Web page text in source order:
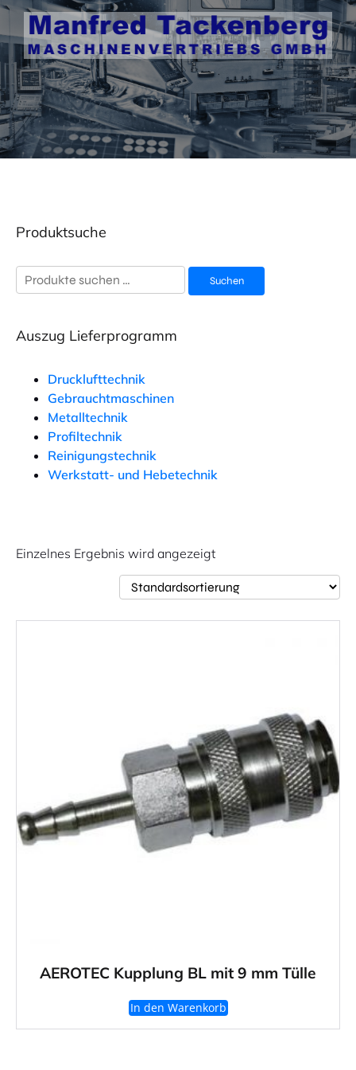
Produktsuche
Suchen
nach:
Suchen
Auszug Lieferprogramm
Drucklufttechnik
Gebrauchtmaschinen
Metalltechnik
Profiltechnik
Reinigungstechnik
Werkstatt- und Hebetechnik
Einzelnes Ergebnis wird angezeigt
AEROTEC Kupplung BL mit 9 mm Tülle
In den Warenkorb